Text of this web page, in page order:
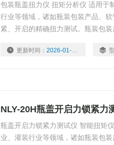
包装瓶盖扭力仪 扭矩分析仪 适用于
行业等领域，诸如瓶装包装产品、
紧、开启的精确扭力测试。瓶装包
数之一。更新时间：2026-01-26
NLY-20H瓶盖开启力锁紧力
瓶盖开启力锁紧力测试仪 智能扭矩
业、灌装行业等领域，诸如瓶装包